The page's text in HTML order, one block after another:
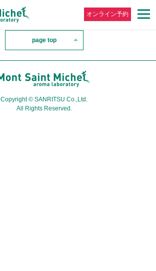
オンライン予約
page top
Copyright © SANRITSU Co.,Ltd.
All Rights Reserved.